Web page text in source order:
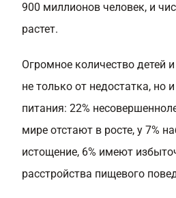
900 миллионов человек, и
растет.
Огромное количество детей
не только от недостатка, но
питания: 22%
мире отстают в росте, у 7%
истощение, 6% имеют
расстройства пищевого